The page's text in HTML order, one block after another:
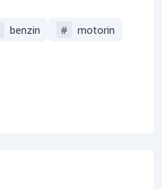
benzin # motorin